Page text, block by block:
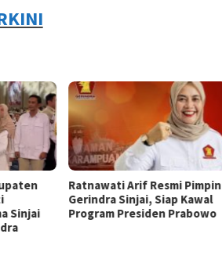
Sinjai
Ratnawati Arif Resmi Pimpin
Gerindra Sinjai, Siap Kawal
Program Presiden Prabowo